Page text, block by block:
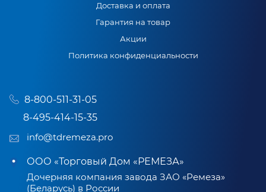
Доставка и оплата
Гарантия на товар
Акции
Политика конфиденциальности
8-800-511-31-05
8-495-414-15-35
info@tdremeza.pro
ООО «Торговый Дом «РЕМЕЗА»
Дочерняя компания завода ЗАО «Ремеза»
(Беларусь) в России